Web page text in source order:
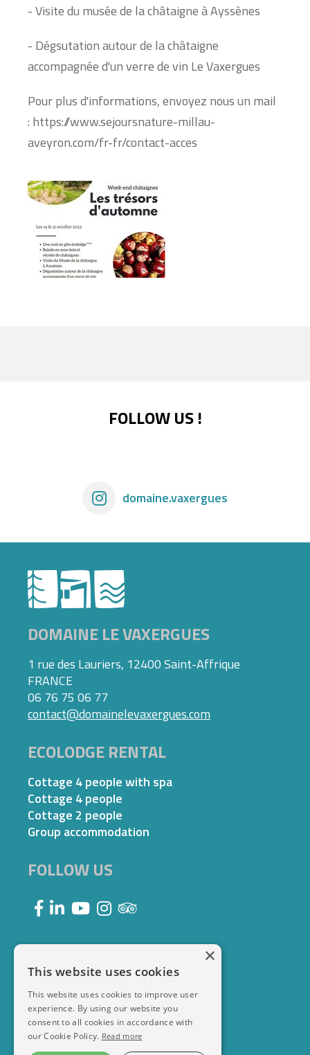
- Visite du musée de la châtaigne à Ayssènes
- Dégsutation autour de la châtaigne
accompagnée d'un verre de vin Le Vaxergues
Pour plus d'informations, envoyez nous un mail
: https://www.sejoursnature-millau-
aveyron.com/fr-fr/contact-acces
FOLLOW US !
domaine.vaxergues
DOMAINE LE VAXERGUES
1 rue des Lauriers, 12400 Saint-Affrique
FRANCE
06 76 75 06 77
contact@domainelevaxergues.com
ECOLODGE RENTAL
Cottage 4 people with spa
Cottage 4 people
Cottage 2 people
Group accommodation
FOLLOW US
×
This website uses cookies
This website uses cookies to improve user
experience. By using our website you
consent to all cookies in accordance with
our Cookie Policy. Read more